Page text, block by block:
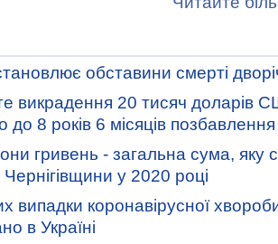
обставини смерті
викрадення 20 тисяч доларів
до 8 років 6 місяців позбавлення
гривень - загальна сума, яку
Чернігівщини у 2020 році
випадки коронавірусної
в Україні